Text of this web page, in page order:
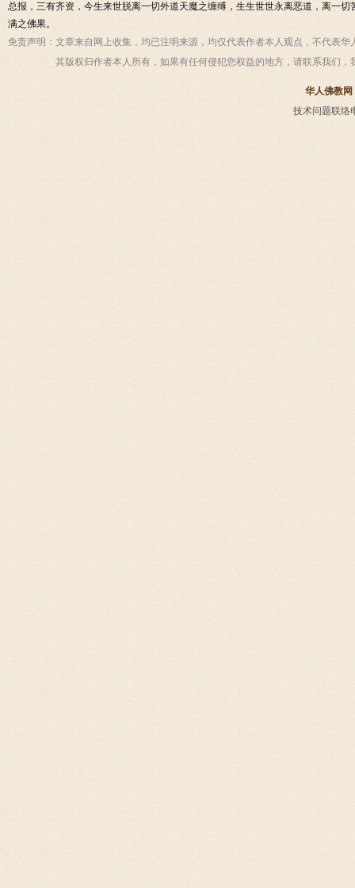
总报，三有齐资，今生来世脱离一切外道天魔之缠缚，生生世世永离恶道，离一
满之佛果。
免责声明： 文章来自网上收集，均已注明来源，均仅代表作者本人观点，不代表
其版权归作者本人所有，如果有任何侵犯您权益的地方，请联系我们，
华人佛教网
技术问题联络